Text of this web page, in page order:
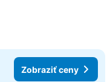
Zobraziť ceny